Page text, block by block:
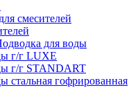
смесителей
для воды
г/г LUXE
г/г STANDART
стальная гофрированная